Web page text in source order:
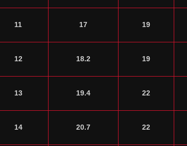
11 17 19
12 18.2 19
13 19.4 22
14 20.7 22